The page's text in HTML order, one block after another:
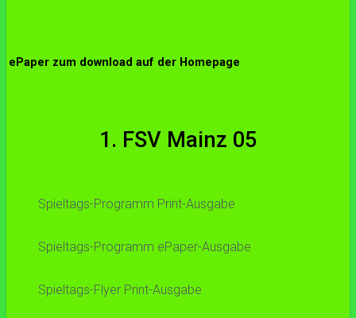
ePaper zum download auf der Homepage
1. FSV Mainz 05
Spieltags-Programm Print-Ausgabe
Spieltags-Programm ePaper-Ausgabe
Spieltags-Flyer Print-Ausgabe